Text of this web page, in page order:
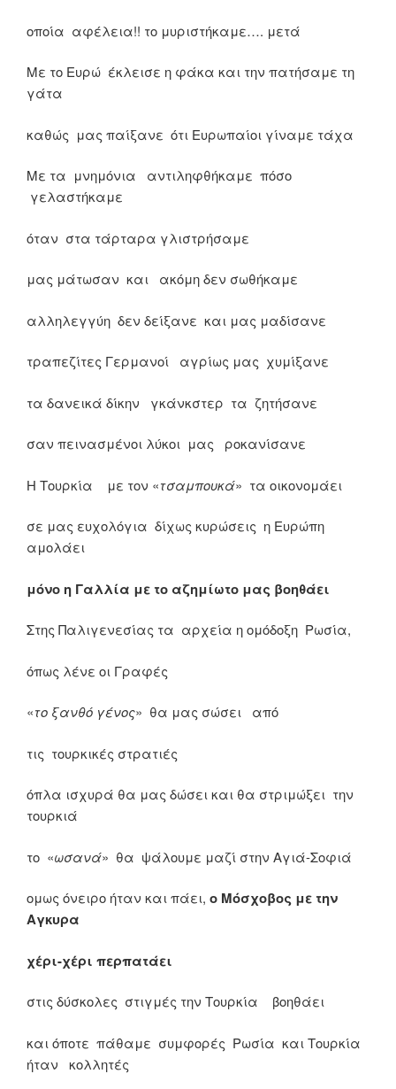
οποία αφέλεια!! το μυριστήκαμε…. μετά
Με το Ευρώ έκλεισε η φάκα και την πατήσαμε τη
γάτα
καθώς μας παίξανε ότι Ευρωπαίοι γίναμε τάχα
Με τα μνημόνια αντιληφθήκαμε πόσο
γελαστήκαμε
όταν στα τάρταρα γλιστρήσαμε
μας μάτωσαν και ακόμη δεν σωθήκαμε
αλληλεγγύη δεν δείξανε και μας μαδίσανε
τραπεζίτες Γερμανοί αγρίως μας χυμίξανε
τα δανεικά δίκην γκάνκστερ τα ζητήσανε
σαν πεινασμένοι λύκοι μας ροκανίσανε
Η Τουρκία με τον «τσαμπουκά» τα οικονομάει
σε μας ευχολόγια δίχως κυρώσεις η Ευρώπη
αμολάει
μόνο η Γαλλία με το αζημίωτο μας βοηθάει
Στης Παλιγενεσίας τα αρχεία η ομόδοξη Ρωσία,
όπως λένε οι Γραφές
«το ξανθό γένος» θα μας σώσει από
τις τουρκικές στρατιές
όπλα ισχυρά θα μας δώσει και θα στριμώξει την
τουρκιά
το «ωσανά» θα ψάλουμε μαζί στην Αγιά-Σοφιά
ομως όνειρο ήταν και πάει, ο Μόσχοβος με την
Αγκυρα
χέρι-χέρι περπατάει
στις δύσκολες στιγμές την Τουρκία βοηθάει
και όποτε πάθαμε συμφορές Ρωσία και Τουρκία
ήταν κολλητές